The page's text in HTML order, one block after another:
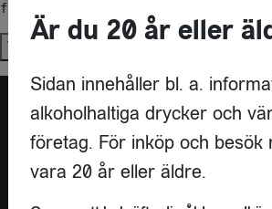
function
Try againÄr du 20 år eller
Sidan innehåller bl. a.
alkoholhaltiga drycker och
företag. För inköp och besök
vara 20 år eller äldre.